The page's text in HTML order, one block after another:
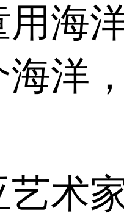
海
洋
术